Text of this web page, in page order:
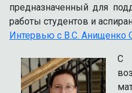
предназначенный для
работы студентов и
Интервью с В.С. Анищенко
С